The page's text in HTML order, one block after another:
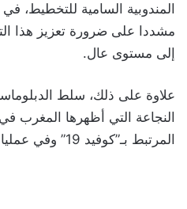
المندوبية السامية للتخطيط،
مشددا على ضرورة تعزيز هذا
إلى مستوى عال.
علاوة على ذلك، سلط
النجاعة التي أظهرها المغرب
المرتبط بـ”كوفيد 19” وفي عمليات التلقيح ضد الفيروس.